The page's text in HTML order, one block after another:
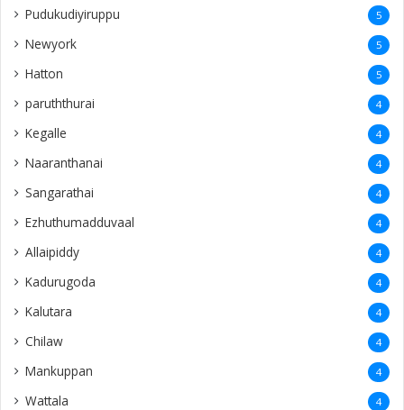
Pudukudiyiruppu 5
Newyork 5
Hatton 5
paruththurai 4
Kegalle 4
Naaranthanai 4
Sangarathai 4
Ezhuthumadduvaal 4
Allaipiddy 4
Kadurugoda 4
Kalutara 4
Chilaw 4
Mankuppan 4
Wattala 4